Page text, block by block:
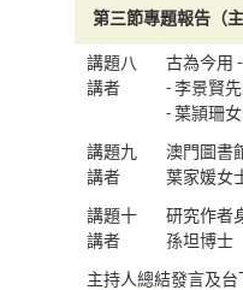
第三節專題報告（
講題八
講者
古為今用
- 李景賢
- 葉頴珊
講題九
講者
澳門圖書
葉家媛女
講題十
講者
研究作者
孫坦博士
主持人總結發言及台